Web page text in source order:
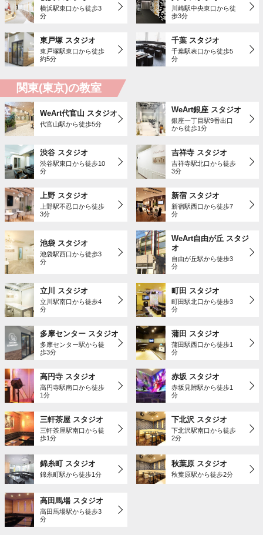
横浜駅東口から徒歩3
分
川崎駅中央東口から徒
歩3分
東戸塚 スタジオ
東戸塚駅東口から徒歩
約5分
千葉 スタジオ
千葉駅表口から徒歩5
分
関東(東京)の教室
WeArt代官山 スタジオ
代官山駅から徒歩5分
WeArt銀座 スタジオ
銀座一丁目駅9番出口
から徒歩1分
渋谷 スタジオ
渋谷駅東口から徒歩10
分
吉祥寺 スタジオ
吉祥寺駅北口から徒歩
3分
上野 スタジオ
上野駅不忍口から徒歩
3分
新宿 スタジオ
新宿駅西口から徒歩7
分
池袋 スタジオ
池袋駅西口から徒歩3
分
WeArt自由が丘 スタジ
オ
自由が丘駅から徒歩3
分
立川 スタジオ
立川駅南口から徒歩4
分
町田 スタジオ
町田駅北口から徒歩3
分
多摩センター スタジオ
多摩センター駅から徒
歩3分
蒲田 スタジオ
蒲田駅西口から徒歩1
分
高円寺 スタジオ
高円寺駅南口から徒歩
1分
赤坂 スタジオ
赤坂見附駅から徒歩1
分
三軒茶屋 スタジオ
三軒茶屋駅南口から徒
歩1分
下北沢 スタジオ
下北沢駅南口から徒歩
2分
錦糸町 スタジオ
錦糸町駅から徒歩1分
秋葉原 スタジオ
秋葉原駅から徒歩2分
高田馬場 スタジオ
高田馬場駅から徒歩3
分